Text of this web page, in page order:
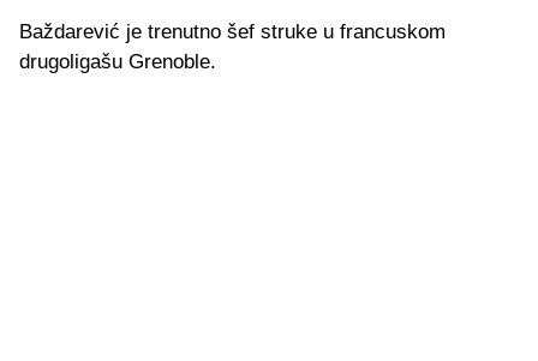
Baždarević je trenutno šef struke u francuskom
drugoligašu Grenoble.